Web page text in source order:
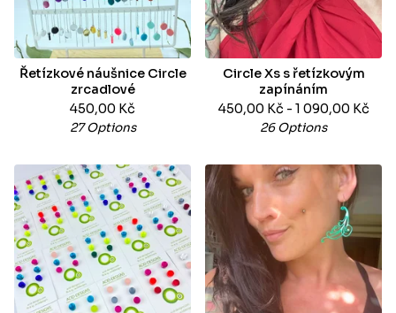
Řetízkové náušnice Circle
zrcadlové
450,00 Kč
27 Options
Circle Xs s řetízkovým
zapínáním
450,00 Kč - 1 090,00 Kč
26 Options